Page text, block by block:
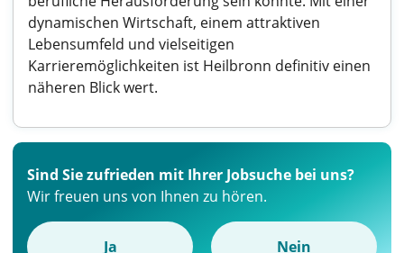
dynamischen Wirtschaft, einem attraktiven
Lebensumfeld und vielseitigen
Karrieremöglichkeiten ist Heilbronn definitiv einen
näheren Blick wert.
Sind Sie zufrieden mit Ihrer Jobsuche bei uns?
Wir freuen uns von Ihnen zu hören.
Ja Nein